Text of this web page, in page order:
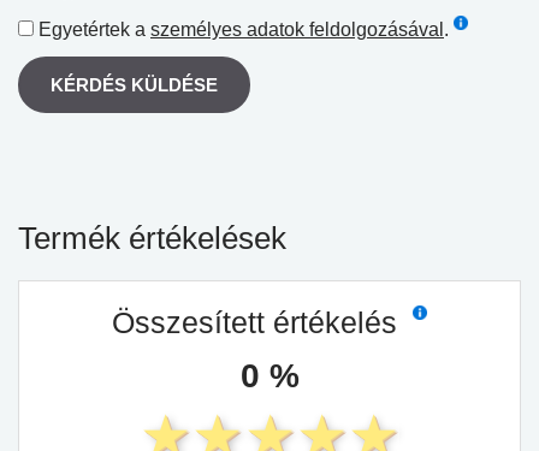
Egyetértek a személyes adatok feldolgozásával .
KÉRDÉS KÜLDÉSE
Termék értékelések
Összesített értékelés
0 %